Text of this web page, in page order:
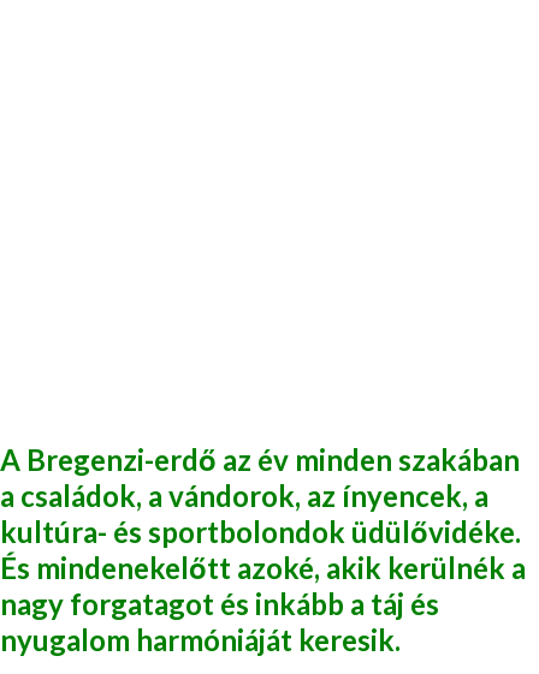
A Bregenzi-erdő az év minden szakában
a családok, a vándorok, az ínyencek, a
kultúra- és sportbolondok üdülővidéke.
És mindenekelőtt azoké, akik kerülnék a
nagy forgatagot és inkább a táj és
nyugalom harmóniáját keresik.